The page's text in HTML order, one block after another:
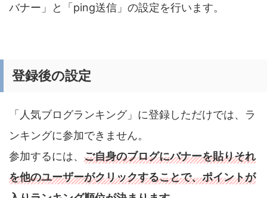
バナー」と「ping送信」の設定を行います。
登録後の設定
「人気ブログランキング」に登録しただけでは、ラ
ンキングに参加できません。
参加するには、 ご自身のブログにバナーを貼りそれ
を他のユーザーがクリックすることで、ポイントが